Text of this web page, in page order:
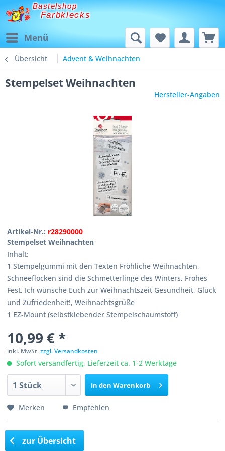
Bastelshop
Farbklecks
Menü
Übersicht Advent & Weihnachten
Stempelset Weihnachten
Hersteller-Angaben
Artikel-Nr.: r28290000
Stempelset Weihnachten
Inhalt:
1 Stempelgummi mit den Texten Fröhliche Weihnachten,
Schneeflocken sind die Schmetterlinge des Winters, Frohes
Fest, Ich wünsche Euch zur Weihnachtszeit Gesundheit, Glück
und Zufriedenheit!, Weihnachtsgrüße
1 EZ-Mount (selbstklebender Stempelschaumstoff)
10,99 € *
inkl. MwSt.zzgl. Versandkosten
Sofort versandfertig, Lieferzeit ca. 1-2 Werktage
In den Warenkorb
Merken Empfehlen
zur Übersicht